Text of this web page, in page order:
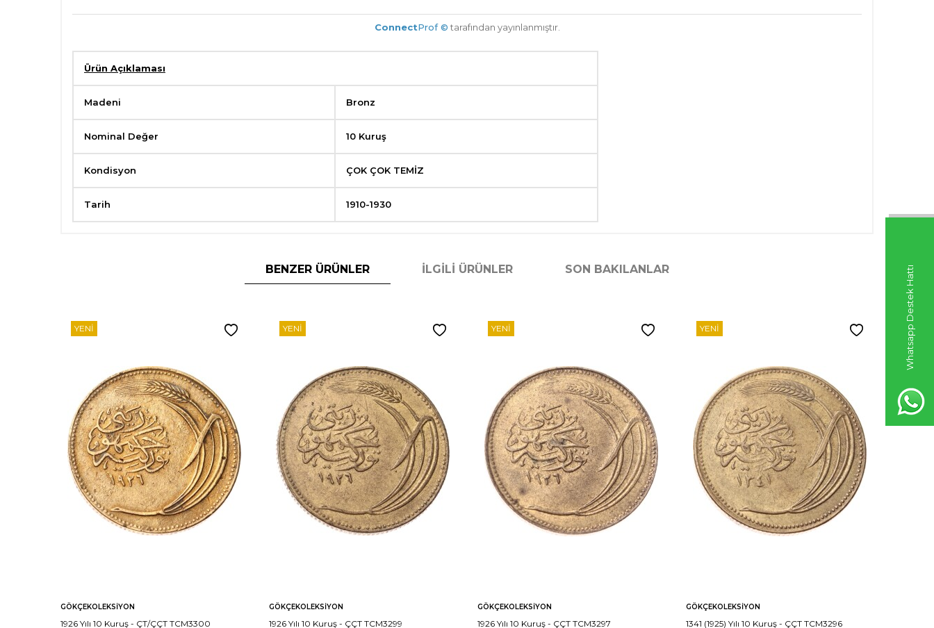
Whatsapp Destek Hattı
ConnectProf © tarafından yayınlanmıştır.
Ürün Açıklaması
Madeni Bronz
Nominal Değer 10 Kuruş
Kondisyon ÇOK ÇOK TEMİZ
Tarih 1910-1930
BENZER ÜRÜNLER İLGILI ÜRÜNLER SON BAKILANLAR
YENI
GÖKÇEKOLEKSIYON
1926 Yılı 10 Kuruş - ÇT/ÇÇT TCM3300
YENI
GÖKÇEKOLEKSIYON
1926 Yılı 10 Kuruş - ÇÇT TCM3299
YENI
GÖKÇEKOLEKSIYON
1926 Yılı 10 Kuruş - ÇÇT TCM3297
YENI
GÖKÇEKOLEKSIYON
1341 (1925) Yılı 10 Kuruş - ÇÇT TCM3296
YENI